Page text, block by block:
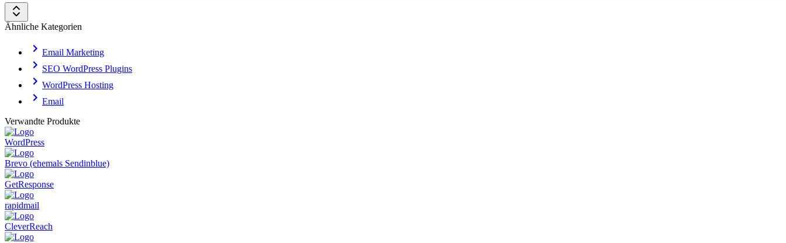
Ähnliche Kategorien
Email Marketing
SEO WordPress Plugins
WordPress Hosting
Email
Verwandte Produkte
WordPress
Brevo (ehemals Sendinblue)
GetResponse
rapidmail
CleverReach